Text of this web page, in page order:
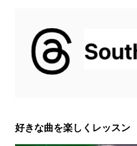
好きな曲を楽しくレッスン